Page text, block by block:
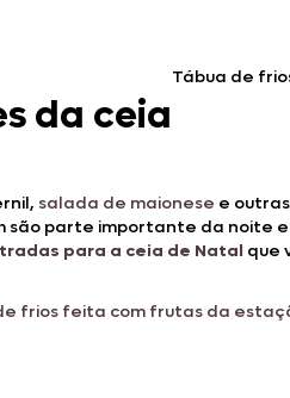
da ceia
Tábua de
salada de maionese e
são parte importante da noite
para a ceia de Natal que
frios feita com frutas da